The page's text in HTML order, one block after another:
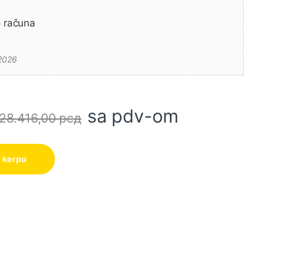
računa
рсд sa pdv-om
METABO (602321500) količina
korpu